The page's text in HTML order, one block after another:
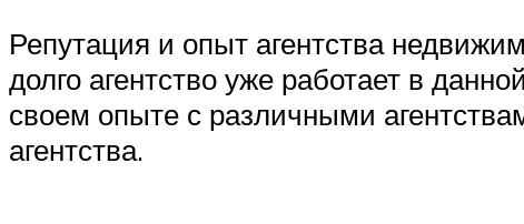
Репутация и опыт агентства
долго агентство уже работает в
своем опыте с различными
агентства.